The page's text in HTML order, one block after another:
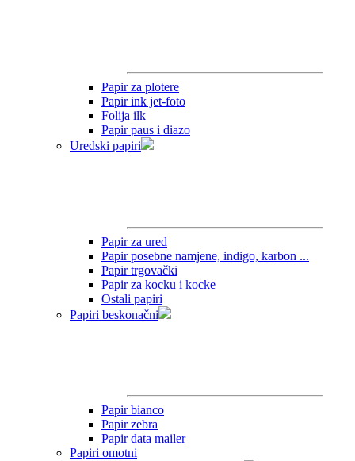
Papir za plotere
Papir ink jet-foto
Folija ilk
Papir paus i diazo
Uredski papiri
Papir za ured
Papir posebne namjene, indigo, karbon ...
Papir trgovački
Papir za kocku i kocke
Ostali papiri
Papiri beskonačni
Papir bianco
Papir zebra
Papir data mailer
Papiri omotni